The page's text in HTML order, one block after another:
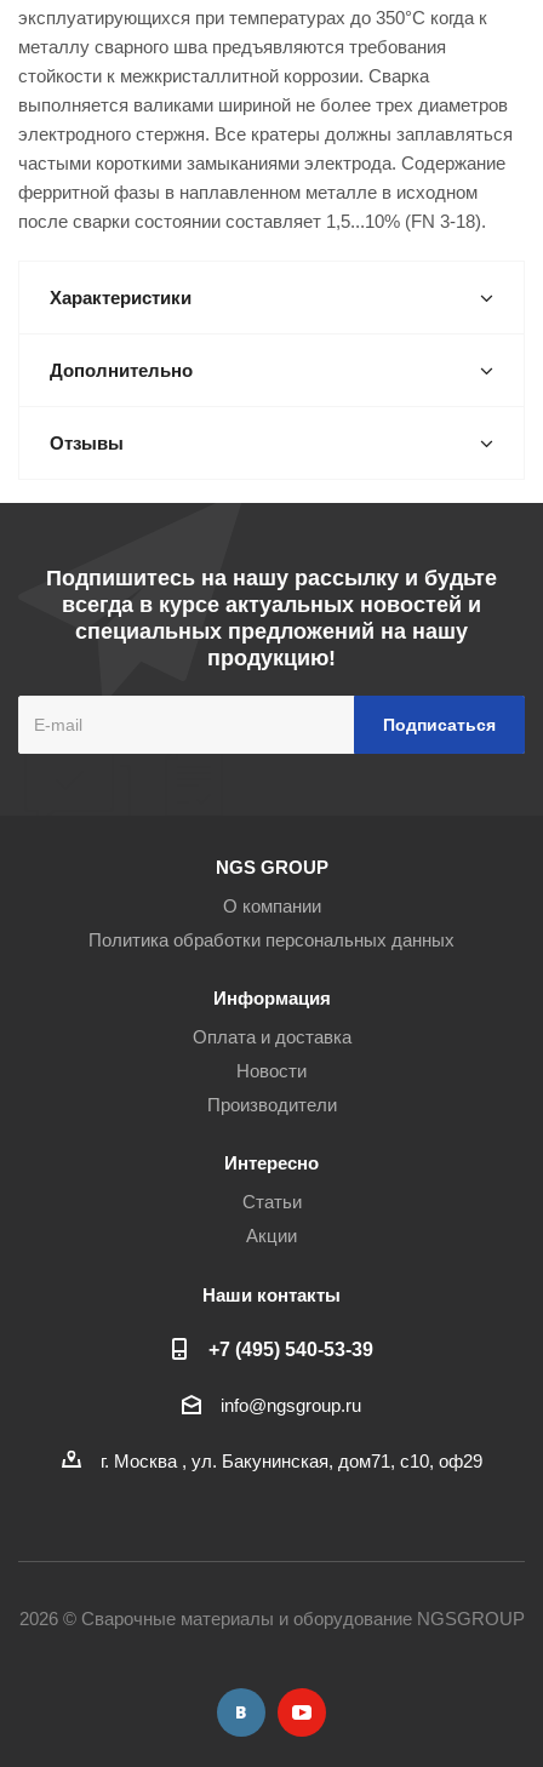
эксплуатирующихся при температурах до 350°C когда к
металлу сварного шва предъявляются требования
стойкости к межкристаллитной коррозии. Сварка
выполняется валиками шириной не более трех диаметров
электродного стержня. Все кратеры должны заплавляться
частыми короткими замыканиями электрода. Содержание
ферритной фазы в наплавленном металле в исходном
после сварки состоянии составляет 1,5...10% (FN 3-18).
Характеристики
Дополнительно
Отзывы
Подпишитесь на нашу рассылку и будьте
всегда в курсе актуальных новостей и
специальных предложений на нашу
продукцию!
NGS GROUP
О компании
Политика обработки персональных данных
Информация
Оплата и доставка
Новости
Производители
Интересно
Статьи
Акции
Наши контакты
+7 (495) 540-53-39
info@ngsgroup.ru
г. Москва , ул. Бакунинская, дом71, с10, оф29
2026 © Сварочные материалы и оборудование NGSGROUP